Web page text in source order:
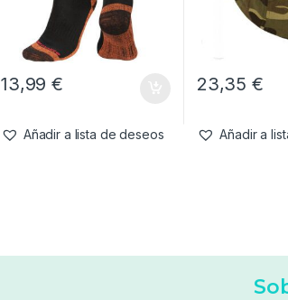
13,99€
Añadir a lista de deseos
23,35 €
Añadir a